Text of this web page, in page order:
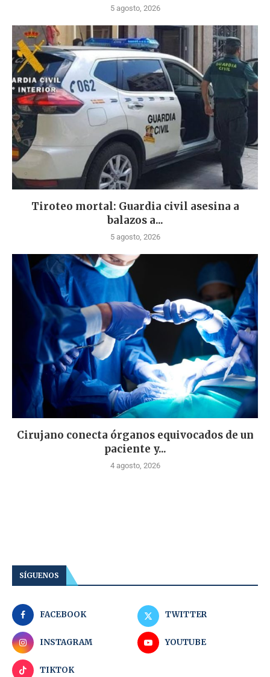
5 agosto, 2026
Tiroteo mortal: Guardia civil asesina a
balazos a...
5 agosto, 2026
Cirujano conecta órganos equivocados de un
paciente y...
4 agosto, 2026
SÍGUENOS
FACEBOOK TWITTER
INSTAGRAM YOUTUBE
TIKTOK